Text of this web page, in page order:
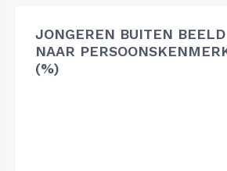
JONGEREN BUITEN BEELD
NAAR
(%)